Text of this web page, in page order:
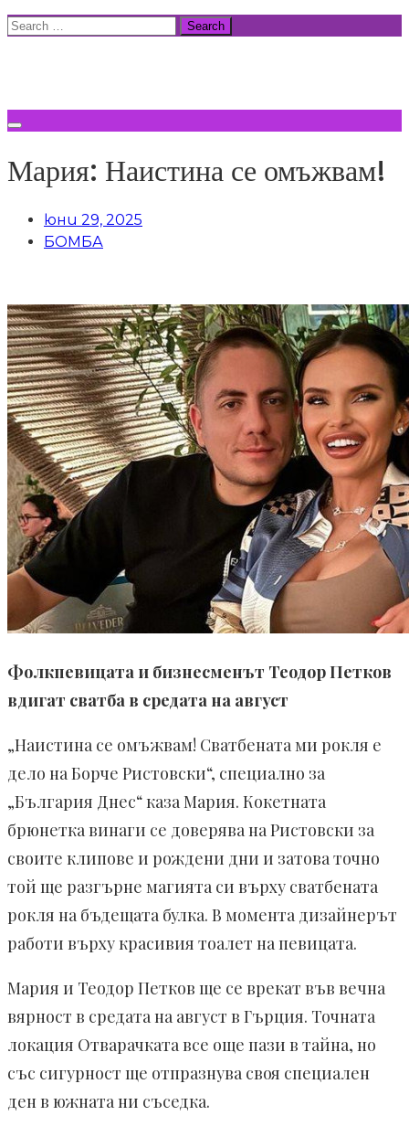
Skip
Search
Мария: Наистина се омъжвам!
юни 29, 2025
БОМБА
Фолкпевицата и бизнесменът Теодор Петков
вдигат сватба в средата на август
„Наистина се омъжвам! Сватбената ми рокля е
дело на Борче Ристовски“, специално за
„България Днес“ каза Мария. Кокетната
брюнетка винаги се доверява на Ристовски за
своите клипове и рождени дни и затова точно
той ще разгърне магията си върху сватбената
рокля на бъдещата булка. В момента дизайнерът
работи върху красивия тоалет на певицата.
Мария и Теодор Петков ще се врекат във вечна
вярност в средата на август в Гърция. Точната
локация Отварачката все още пази в тайна, но
със сигурност ще отпразнува своя специален
ден в южната ни съседка.